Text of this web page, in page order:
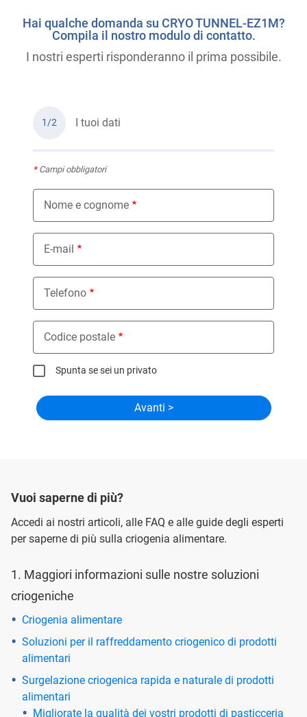
Hai qualche domanda su CRYO TUNNEL-EZ1M?
Compila il nostro modulo di contatto.
I nostri esperti risponderanno il prima possibile.
1/2 I tuoi dati
*Campi obbligatori
Nome e cognome
E-mail
Telefono
Codice postale
Spunta se sei un privato
Vuoi saperne di più?
Accedi ai nostri articoli, alle FAQ e alle guide degli esperti
per saperne di più sulla criogenia alimentare.
1. Maggiori informazioni sulle nostre soluzioni
criogeniche
Criogenia alimentare
Soluzioni per il raffreddamento criogenico di prodotti
alimentari
Surgelazione criogenica rapida e naturale di prodotti
alimentari
Migliorate la qualità dei vostri prodotti di pasticceria